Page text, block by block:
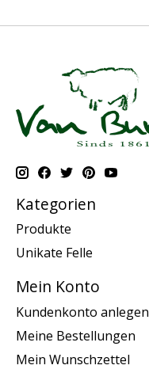
Kategorien
Produkte
Unikate Felle
Mein Konto
Kundenkonto anlegen
Meine Bestellungen
Mein Wunschzettel